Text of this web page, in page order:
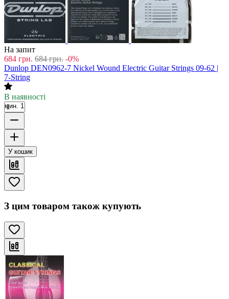
На запит
684 грн. 684 грн. -0%
Dunlop DEN0962-7 Nickel Wound Electric Guitar Strings 09-62 |
7-String
В наявності
мин. 1
У кошик
З цим товаром також купують